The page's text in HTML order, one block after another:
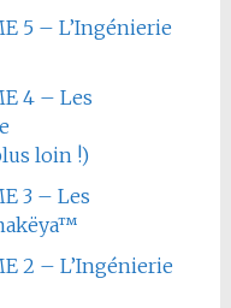
5 – L’Ingénierie
4 – Les
loin !)
3 – Les
2 – L’Ingénierie